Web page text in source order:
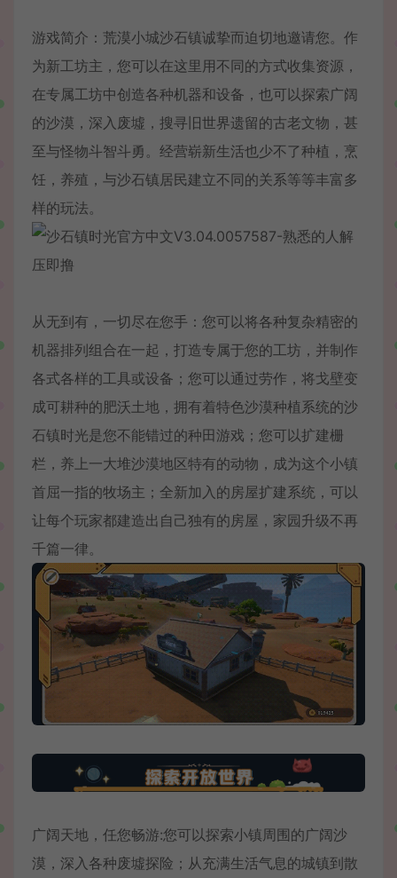
游戏简介：荒漠小城沙石镇诚挚而迫切地邀请您。作
为新工坊主，您可以在这里用不同的方式收集资源，
在专属工坊中创造各种机器和设备，也可以探索广阔
的沙漠，深入废墟，搜寻旧世界遗留的古老文物，甚
至与怪物斗智斗勇。经营崭新生活也少不了种植，烹
饪，养殖，与沙石镇居民建立不同的关系等等丰富多
样的玩法。
从无到有，一切尽在您手：您可以将各种复杂精密的
机器排列组合在一起，打造专属于您的工坊，并制作
各式各样的工具或设备；您可以通过劳作，将戈壁变
成可耕种的肥沃土地，拥有着特色沙漠种植系统的沙
石镇时光是您不能错过的种田游戏；您可以扩建栅
栏，养上一大堆沙漠地区特有的动物，成为这个小镇
首屈一指的牧场主；全新加入的房屋扩建系统，可以
让每个玩家都建造出自己独有的房屋，家园升级不再
千篇一律。
广阔天地，任您畅游:您可以探索小镇周围的广阔沙
漠，深入各种废墟探险；从充满生活气息的城镇到散